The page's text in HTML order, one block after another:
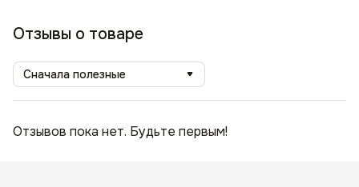
Отзывы о товаре
Сначала полезные
Отзывов пока нет. Будьте первым!